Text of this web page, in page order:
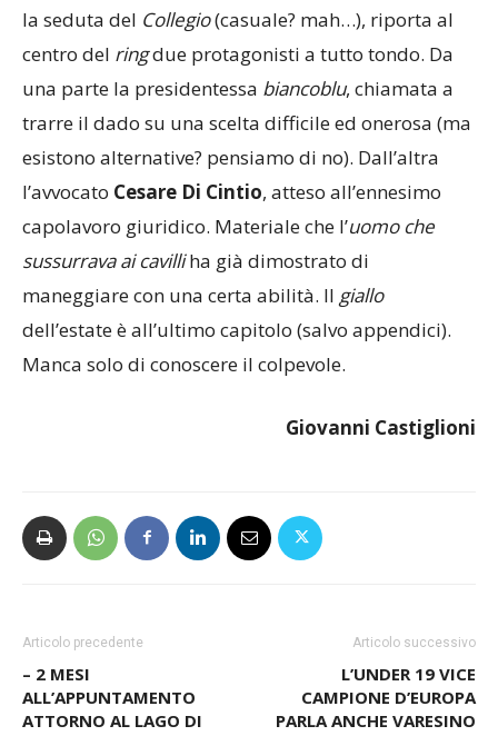
centro delringdue protagonisti a tutto tondo. Da
una parte la presidentessabiancoblu, chiamata a
trarre il dado su una scelta difficile ed onerosa (ma
esistono alternative? pensiamo di no). Dall’altra
l’avvocatoCesare Di Cintio, atteso all’ennesimo
capolavoro giuridico. Materiale che l’uomo che
sussurrava ai cavilliha già dimostrato di
maneggiare con una certa abilità. Ilgiallo
dell’estate è all’ultimo capitolo (salvo appendici).
Manca solo di conoscere il colpevole.
– 2 MESI
ALL’APPUNTAMENTO
ATTORNO AL LAGO DI
VARESE
L’UNDER 19 VICE
CAMPIONE D’EUROPA
PARLA ANCHE VARESINO